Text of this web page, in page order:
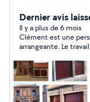
Dernier avis
Il y a plus de 6 mois
Clément est une personne sérieuse, ponctuelle, serviable et
arrangeante. Le
courage.